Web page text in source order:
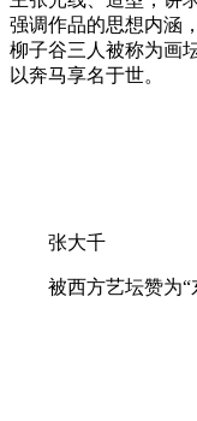
强调作品的思想内涵
柳子谷三人被称为画
以奔马享名于世。
张大千
被西方艺坛赞为“